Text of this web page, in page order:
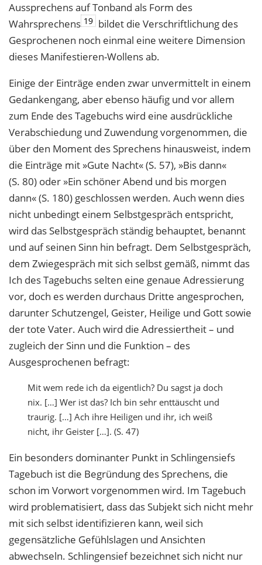
Aussprechens auf Tonband als Form des
Wahrsprechens 19 bildet die Verschriftlichung des
Gesprochenen noch einmal eine weitere Dimension
dieses Manifestieren-Wollens ab.
Einige der Einträge enden zwar unvermittelt in einem
Gedankengang, aber ebenso häufig und vor allem
zum Ende des Tagebuchs wird eine ausdrückliche
Verabschiedung und Zuwendung vorgenommen, die
über den Moment des Sprechens hinausweist, indem
die Einträge mit »Gute Nacht« (S. 57), »Bis dann«
(S. 80) oder »Ein schöner Abend und bis morgen
dann« (S. 180) geschlossen werden. Auch wenn dies
nicht unbedingt einem Selbstgespräch entspricht,
wird das Selbstgespräch ständig behauptet, benannt
und auf seinen Sinn hin befragt. Dem Selbstgespräch,
dem Zwiegespräch mit sich selbst gemäß, nimmt das
Ich des Tagebuchs selten eine genaue Adressierung
vor, doch es werden durchaus Dritte angesprochen,
darunter Schutzengel, Geister, Heilige und Gott sowie
der tote Vater. Auch wird die Adressiertheit – und
zugleich der Sinn und die Funktion – des
Ausgesprochenen befragt:
Mit wem rede ich da eigentlich? Du sagst ja doch
nix. […] Wer ist das? Ich bin sehr enttäuscht und
traurig. […] Ach ihre Heiligen und ihr, ich weiß
nicht, ihr Geister […]. (S. 47)
Ein besonders dominanter Punkt in Schlingensiefs
Tagebuch ist die Begründung des Sprechens, die
schon im Vorwort vorgenommen wird. Im Tagebuch
wird problematisiert, dass das Subjekt sich nicht mehr
mit sich selbst identifizieren kann, weil sich
gegensätzliche Gefühlslagen und Ansichten
abwechseln. Schlingensief bezeichnet sich nicht nur